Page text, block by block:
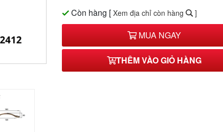
Còn hàng [ Xem địa chỉ còn hàng ]
MUA NGAY
THÊM VÀO GIỎ HÀNG